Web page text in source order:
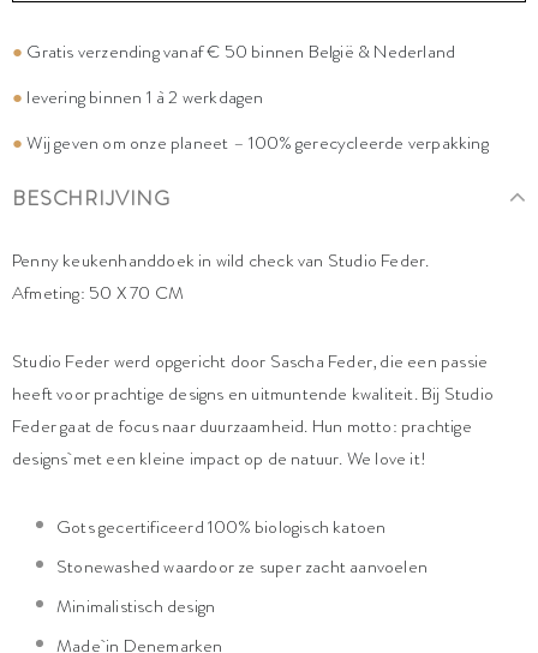
● Gratis verzending vanaf € 50 binnen België & Nederland
● levering binnen 1 à 2 werkdagen
●Wij geven om onze planeet – 100% gerecycleerde verpakking
BESCHRIJVING
Penny keukenhanddoek in wild check van Studio Feder.
Afmeting: 50 X 70 CM
Studio Feder werd opgericht door Sascha Feder, die een passie
heeft voor prachtige designs en uitmuntende kwaliteit. Bij Studio
Feder gaat de focus naar duurzaamheid. Hun motto: prachtige
designs met een kleine impact op de natuur. We love it!
Gots gecertificeerd 100% biologisch katoen
Stonewashed waardoor ze super zacht aanvoelen
Minimalistisch design
Made in Denemarken